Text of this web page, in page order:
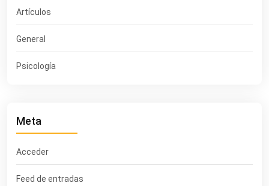
Artículos
General
Psicología
Meta
Acceder
Feed de entradas